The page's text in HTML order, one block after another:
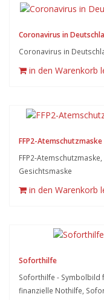
Coronavirus in
Coronavirus in
in den Warenkorb
FFP2-Atemschutzmaske
FFP2-Atemschutzmaske,
Gesichtsmaske
in den Warenkorb
Soforthilfe
Soforthilfe - Symbolbild
finanzielle Nothilfe,